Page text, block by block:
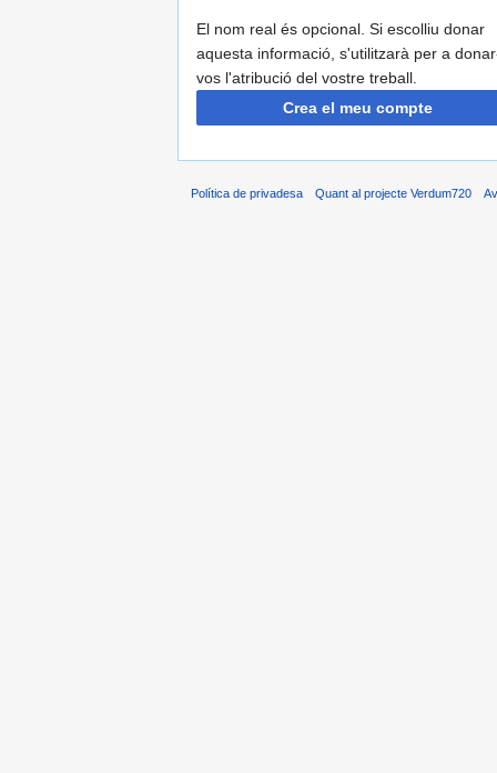
El nom real és opcional. Si escolliu donar
aquesta informació, s'utilitzarà per a
vos l'atribució del vostre treball.
Crea el meu compte
Política de privadesa Quant al projecte Verdum720